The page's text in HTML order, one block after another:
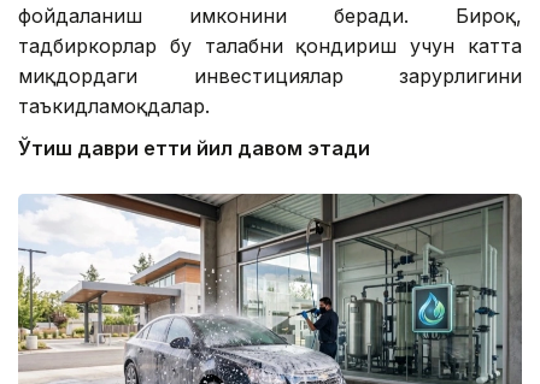
фойдаланиш имконини беради. Бироқ,
тадбиркорлар бу талабни қондириш учун катта
миқдордаги инвестициялар зарурлигини
таъкидламоқдалар.
Ўтиш даври етти йил давом этади